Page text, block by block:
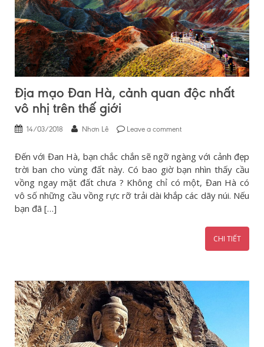
Địa mạo Đan Hà, cảnh quan độc nhất
vô nhị trên thế giới
14/03/2018 Nhơn Lê Leave a comment
Đến với Đan Hà, bạn chắc chắn sẽ ngỡ ngàng với cảnh đẹp
trời ban cho vùng đất này. Có bao giờ bạn nhìn thấy cầu
vồng ngay mặt đất chưa ? Không chỉ có một, Đan Hà có
vô số những cầu vồng rực rỡ trải dài khắp các dãy núi. Nếu
bạn đã […]
CHI TIẾT